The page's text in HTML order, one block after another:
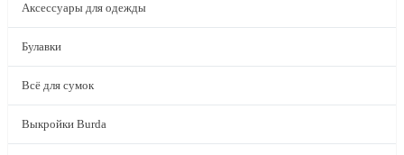
Аксессуары для одежды
Булавки
Всё для сумок
Выкройки Burda